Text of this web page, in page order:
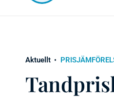
Aktuellt